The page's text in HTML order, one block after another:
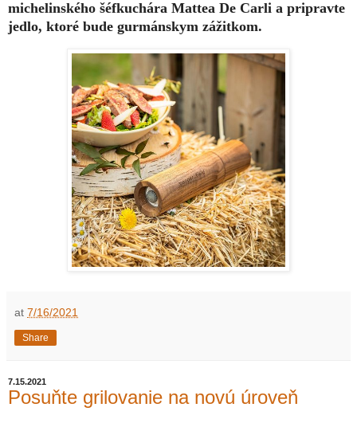
michelinského šéfkuchára Mattea De Carli a pripravte
jedlo, ktoré bude gurmánskym zážitkom.
at 7/16/2021
Share
7.15.2021
Posuňte grilovanie na novú úroveň